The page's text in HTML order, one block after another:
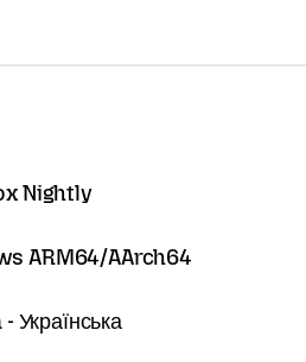
Nightly
ARM64/AArch64
Українська